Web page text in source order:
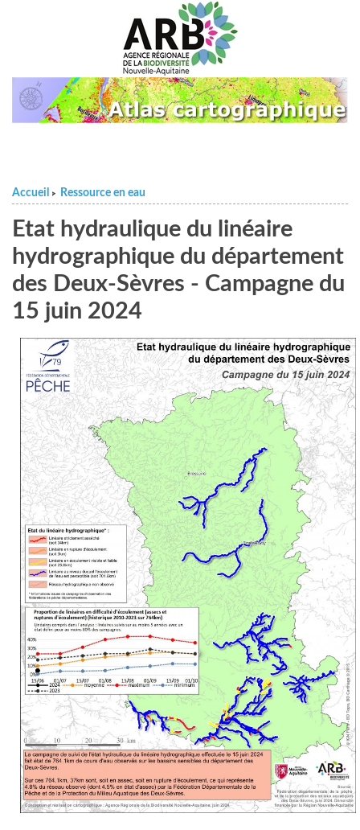
Accueil > Ressource en eau
Etat hydraulique du linéaire
hydrographique du département
des Deux-Sèvres - Campagne du
15 juin 2024